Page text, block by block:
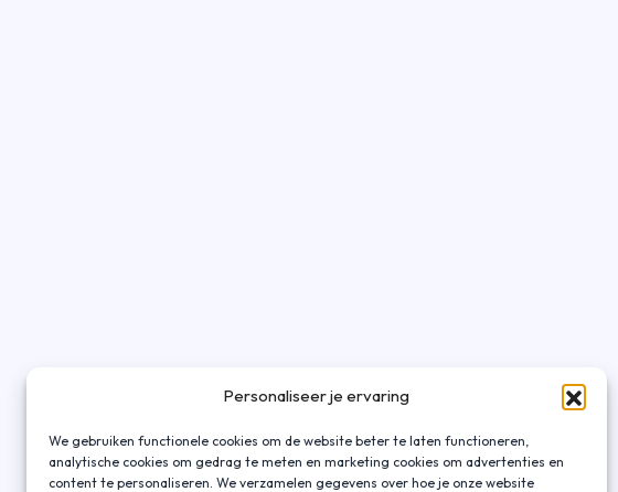
Personaliseer je ervaring
We gebruiken functionele cookies om de website beter te laten functioneren,
analytische cookies om gedrag te meten en marketing cookies om advertenties en
content te personaliseren. We verzamelen gegevens over hoe je onze website